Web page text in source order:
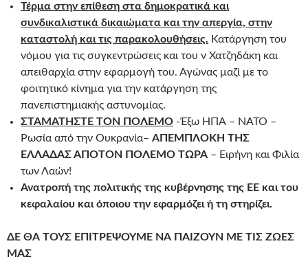
Τέρμα στην επίθεση στα δημοκρατικά και
συνδικαλιστικά δικαιώματα και την απεργία, στην
καταστολή και τις παρακολουθήσεις. Κατάργηση του
νόμου για τις συγκεντρώσεις και του ν Χατζηδάκη και
απειθαρχία στην εφαρμογή του. Αγώνας μαζί με το
φοιτητικό κίνημα για την κατάργηση της
πανεπιστημιακής αστυνομίας.
ΣΤΑΜΑΤΗΣΤΕ ΤΟΝ ΠΟΛΕΜΟ -Έξω ΗΠΑ – ΝΑΤΟ –
Ρωσία από την Ουκρανία– ΑΠΕΜΠΛΟΚΗ ΤΗΣ
ΕΛΛΑΔΑΣ ΑΠΟΤΟΝ ΠΟΛΕΜΟ ΤΩΡΑ – Ειρήνη και Φιλία
των Λαών!
Ανατροπή της πολιτικής της κυβέρνησης της ΕΕ και του
κεφαλαίου και όποιου την εφαρμόζει ή τη στηρίζει.
ΔΕ ΘΑ ΤΟΥΣ ΕΠΙΤΡΕΨΟΥΜΕ ΝΑ ΠΑΙΖΟΥΝ ΜΕ ΤΙΣ ΖΩΕΣ
ΜΑΣ